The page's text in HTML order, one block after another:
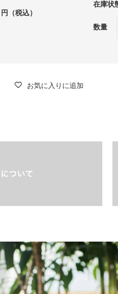
円（税込）
在庫状
数量
お気に入りに追加